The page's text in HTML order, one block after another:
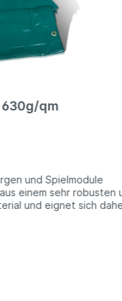
630g/qm
und Spielmodule
einem sehr robusten
und eignet sich
Ware können